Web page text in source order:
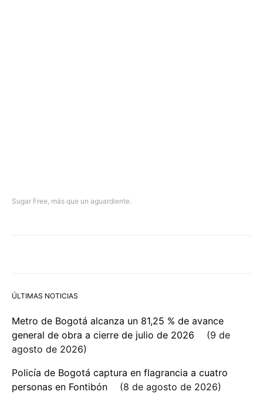
Sugar Free, más que un aguardiente.
ÚLTIMAS NOTICIAS
Metro de Bogotá alcanza un 81,25 % de avance
general de obra a cierre de julio de 2026
9 de
agosto de 2026
Policía de Bogotá captura en flagrancia a cuatro
personas en Fontibón
8 de agosto de 2026